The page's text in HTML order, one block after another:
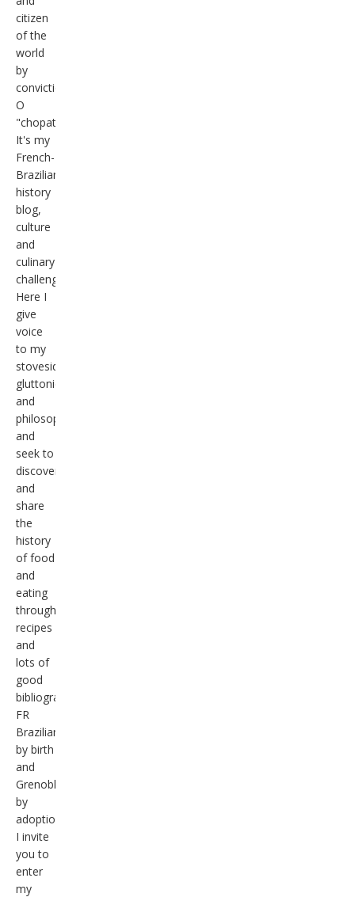
citizen
of the
world
by
conviction.
O
"chopataté"
It's my
French-
Brazilian
history
blog,
culture
and
culinary
challenges.
Here I
give
voice
to my
stoveside
gluttonies
and
philosophies
and
seek to
discover
and
share
the
history
of food
and
eating
through
recipes
and
lots of
good
bibliography..
FR
Brazilian
by birth
and
Grenoble
by
adoption,
I invite
you to
enter
my